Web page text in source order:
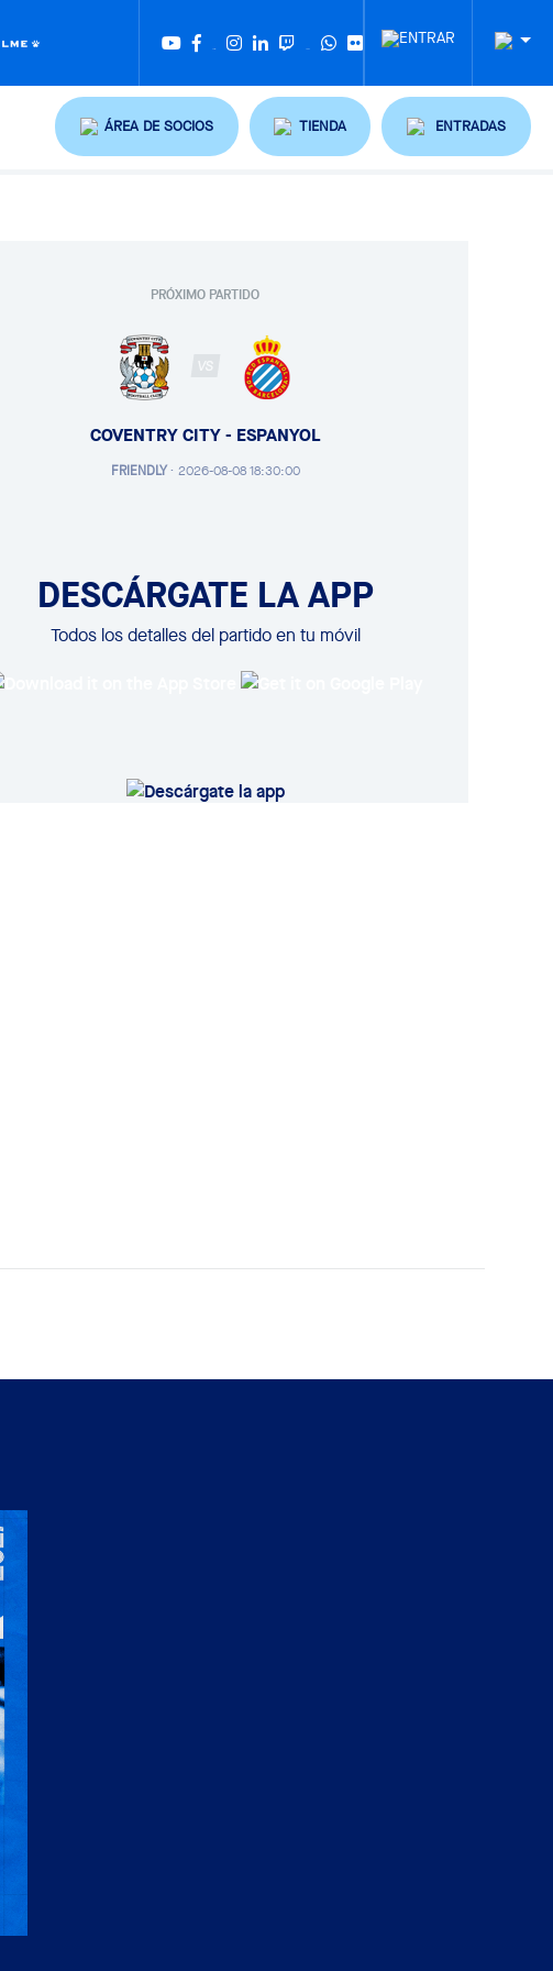
ÁREA DE SOCIOS TIENDA ENTRADAS
PRÓXIMO PARTIDO
VS
COVENTRY CITY - ESPANYOL
FRIENDLY· 2026-08-08 18:30:00
DESCÁRGATE LA APP
Todos los detalles del partido en tu móvil